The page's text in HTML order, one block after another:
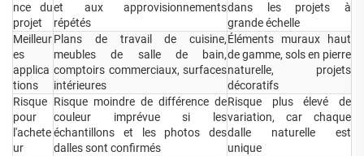
nce du
projet
et aux approvisionnements
répétés
dans les projets à
grande échelle
Meilleur
es
applica
tions
Plans de travail de cuisine,
meubles de salle de bain,
comptoirs commerciaux, surfaces
intérieures
Éléments muraux haut
de gamme, sols en pierre
naturelle, projets
décoratifs
Risque
pour
l'achete
ur
Risque moindre de différence de
couleur imprévue si les
échantillons et les photos des
dalles sont confirmés
Risque plus élevé de
variation, car chaque
dalle naturelle est
unique